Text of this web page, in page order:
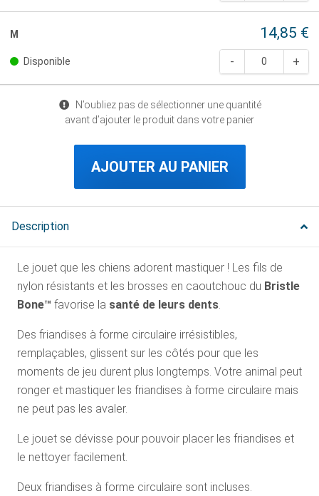
M 14,85 €
Disponible
N’oubliez pas de sélectionner une quantité
avant d’ajouter le produit dans votre panier
AJOUTER AU PANIER
Description
Le jouet que les chiens adorent mastiquer ! Les fils de
nylon résistants et les brosses en caoutchouc du Bristle
Bone™ favorise la santé de leurs dents.
Des friandises à forme circulaire irrésistibles,
remplaçables, glissent sur les côtés pour que les
moments de jeu durent plus longtemps. Votre animal peut
ronger et mastiquer les friandises à forme circulaire mais
ne peut pas les avaler.
Le jouet se dévisse pour pouvoir placer les friandises et
le nettoyer facilement.
Deux friandises à forme circulaire sont incluses.